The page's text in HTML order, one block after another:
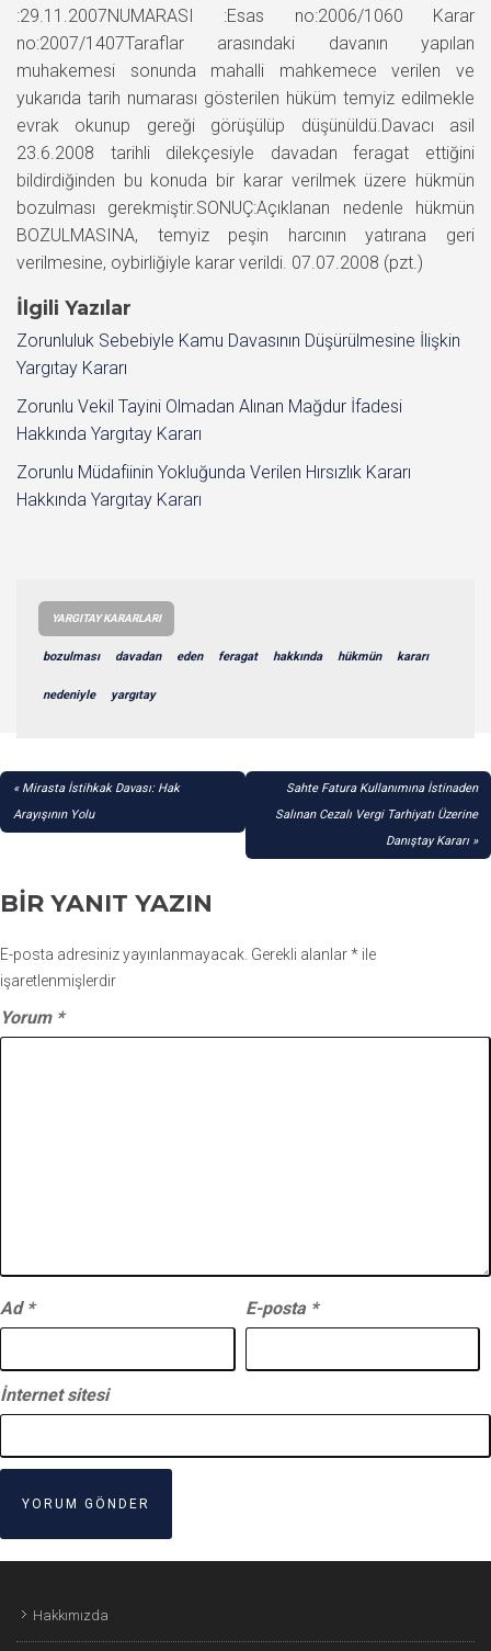
:29.11.2007NUMARASI :Esas no:2006/1060 Karar
no:2007/1407Taraflar arasındaki davanın yapılan
muhakemesi sonunda mahalli mahkemece verilen ve
yukarıda tarih numarası gösterilen hüküm temyiz edilmekle
evrak okunup gereği görüşülüp düşünüldü.Davacı asil
23.6.2008 tarihli dilekçesiyle davadan feragat ettiğini
bildirdiğinden bu konuda bir karar verilmek üzere hükmün
bozulması gerekmiştir.SONUÇ:Açıklanan nedenle hükmün
BOZULMASINA, temyiz peşin harcının yatırana geri
verilmesine, oybirliğiyle karar verildi. 07.07.2008 (pzt.)
İlgili Yazılar
Zorunluluk Sebebiyle Kamu Davasının Düşürülmesine İlişkin
Yargıtay Kararı
Zorunlu Vekil Tayini Olmadan Alınan Mağdur İfadesi
Hakkında Yargıtay Kararı
Zorunlu Müdafiinin Yokluğunda Verilen Hırsızlık Kararı
Hakkında Yargıtay Kararı
YARGITAY KARARLARI
bozulması davadan eden feragat hakkında hükmün kararı
nedeniyle yargıtay
YAZI
GEZINMESI
Mirasta İstihkak Davası: Hak
Arayışının Yolu
Sahte Fatura Kullanımına İstinaden
Salınan Cezalı Vergi Tarhiyatı Üzerine
Danıştay Kararı
BIR YANIT YAZIN
E-posta adresiniz yayınlanmayacak. Gerekli alanlar* ile
işaretlenmişlerdir
Yorum *
Ad * E-posta *
İnternet sitesi
Hakkımızda